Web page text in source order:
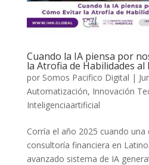
Cuando la IA piensa por
la Atrofia de Habilidades
por Somos Pacifico Digital |
Automatización, Innovación
Inteligenciaartificial
Corría el año 2025 cuando
consultoría financiera en
avanzado sistema de IA